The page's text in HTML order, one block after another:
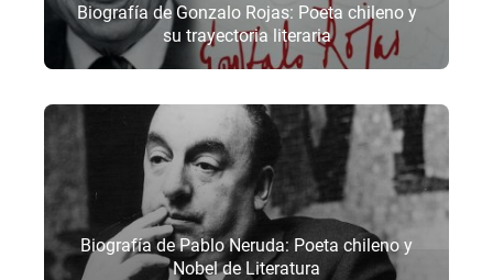
Biografía de Gonzalo Rojas: Poeta chileno y
su trayectoria literaria
Biografía de Pablo Neruda: Poeta chileno y
Nobel de Literatura